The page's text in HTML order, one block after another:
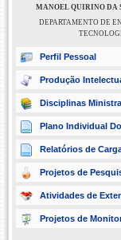
MANOEL QUIRINO DA
DEPARTAMENTO DE
Perfil Pessoal
Produção
Disciplinas
Plano Individual
Relatórios de
Projetos de
Atividades de
Projetos de